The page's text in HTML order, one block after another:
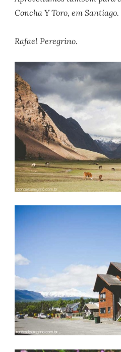
Concha Y Toro, em Santiago.
Rafael Peregrino.